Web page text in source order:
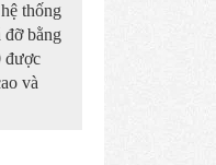
thống
bằng
được
và